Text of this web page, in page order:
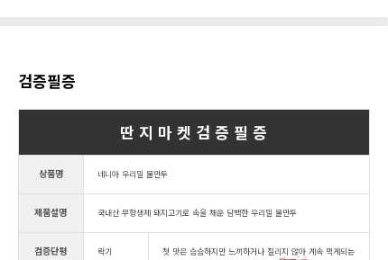
검증필증
딴 지 마 켓 검 증 필 증
상품명 네니아 우리밀 물만두
제품설명 국내산 무항생제 돼지고기로 속을 채운 담백한 우리밀 물만두
검증단평 락기 첫 맛은 슴슴하지만 느끼하거나 질리지 않아 계속 먹게되는